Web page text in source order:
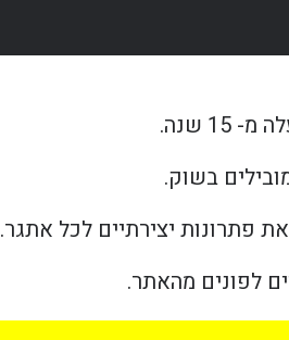
שנה.
בשוק.
פתרונות יצירתיים לכל אתגר.
לפונים מהאתר.